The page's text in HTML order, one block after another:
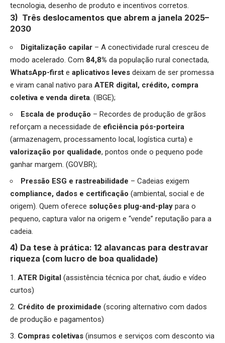
tecnologia, desenho de produto e incentivos corretos.
3) Três deslocamentos que abrem a janela 2025–
2030
Digitalização capilar – A conectividade rural cresceu de
modo acelerado. Com 84,8% da população rural conectada,
WhatsApp-first e aplicativos leves deixam de ser promessa
e viram canal nativo para ATER digital, crédito, compra
coletiva e venda direta. (IBGE);
Escala de produção – Recordes de produção de grãos
reforçam a necessidade de eficiência pós-porteira
(armazenagem, processamento local, logística curta) e
valorização por qualidade, pontos onde o pequeno pode
ganhar margem. (GOV.BR);
Pressão ESG e rastreabilidade – Cadeias exigem
compliance, dados e certificação (ambiental, social e de
origem). Quem oferece soluções plug-and-play para o
pequeno, captura valor na origem e “vende” reputação para a
cadeia.
4) Da tese à prática: 12 alavancas para destravar
riqueza (com lucro de boa qualidade)
ATER Digital (assistência técnica por chat, áudio e vídeo
curtos)
Crédito de proximidade (scoring alternativo com dados
de produção e pagamentos)
Compras coletivas (insumos e serviços com desconto via